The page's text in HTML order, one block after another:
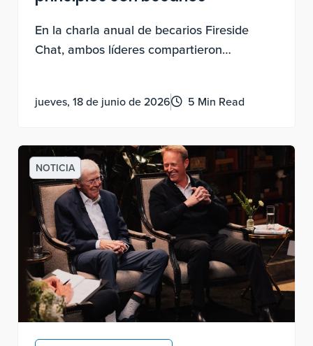
En la charla anual de becarios Fireside
Chat, ambos líderes compartieron
por la contribución y cómo llevar una vida
jueves, 18 de junio de 2026 5 Min Read
NOTICIA